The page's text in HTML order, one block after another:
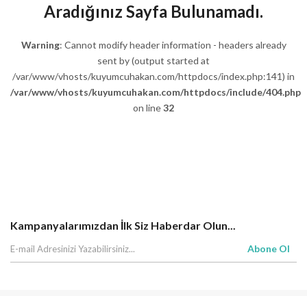
Aradığınız Sayfa Bulunamadı.
Warning: Cannot modify header information - headers already
sent by (output started at
/var/www/vhosts/kuyumcuhakan.com/httpdocs/index.php:141) in
/var/www/vhosts/kuyumcuhakan.com/httpdocs/include/404.php
on line32
Kampanyalarımızdan İlk Siz Haberdar Olun...
Abone Ol